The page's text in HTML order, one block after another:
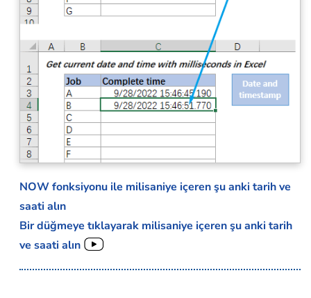
NOW fonksiyonu ile milisaniye içeren şu anki tarih ve
saati alın
Bir düğmeye tıklayarak milisaniye içeren şu anki tarih
ve saati alın